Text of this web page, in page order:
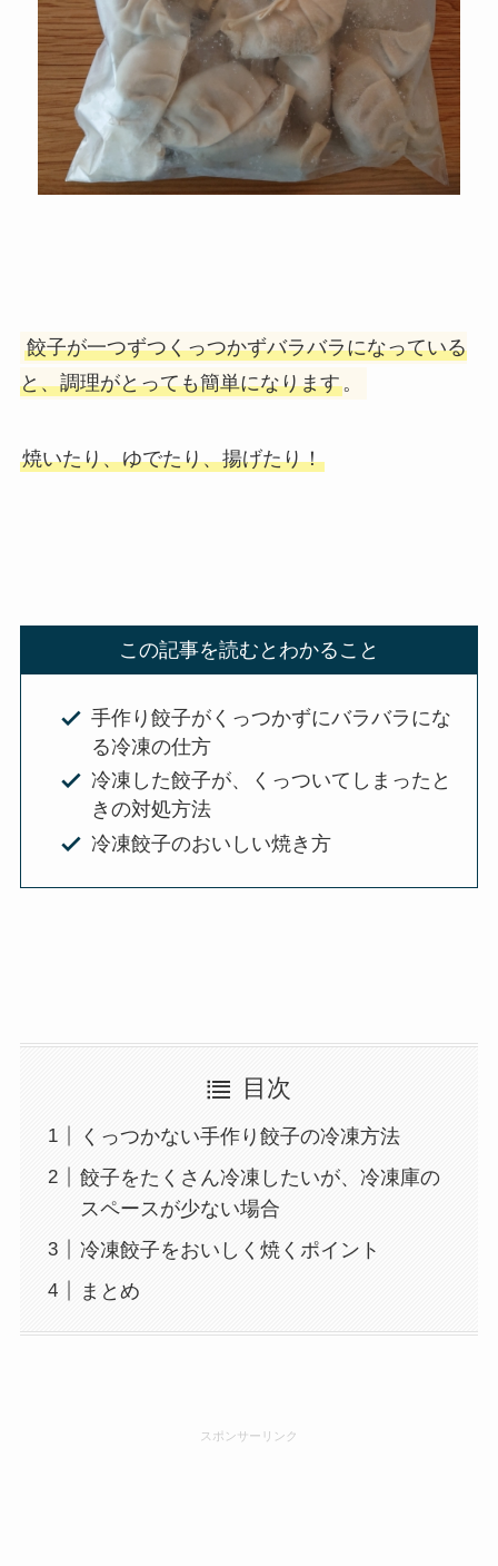
餃子が一つずつくっつかずバラバラになっている
と、調理がとっても簡単になります。
焼いたり、ゆでたり、揚げたり！
この記事を読むとわかること
手作り餃子がくっつかずにバラバラにな
る冷凍の仕方
冷凍した餃子が、くっついてしまったと
きの対処方法
冷凍餃子のおいしい焼き方
目次
くっつかない手作り餃子の冷凍方法
餃子をたくさん冷凍したいが、冷凍庫の
スペースが少ない場合
冷凍餃子をおいしく焼くポイント
まとめ
スポンサーリンク